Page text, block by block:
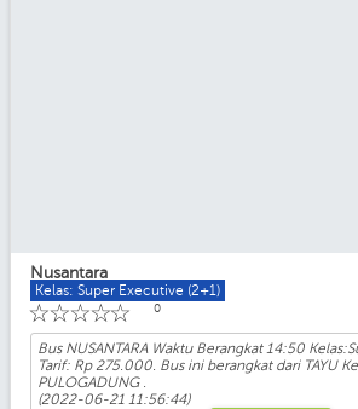
Nusantara
Kelas: Super Executive (2+1)
☆
☆
☆
☆
☆ 0
Bus NUSANTARA Waktu Berangkat 14:50
Tarif: Rp 275.000. Bus ini berangkat dari TAYU Ke
PULOGADUNG .
(2022-06-21 11:56:44)